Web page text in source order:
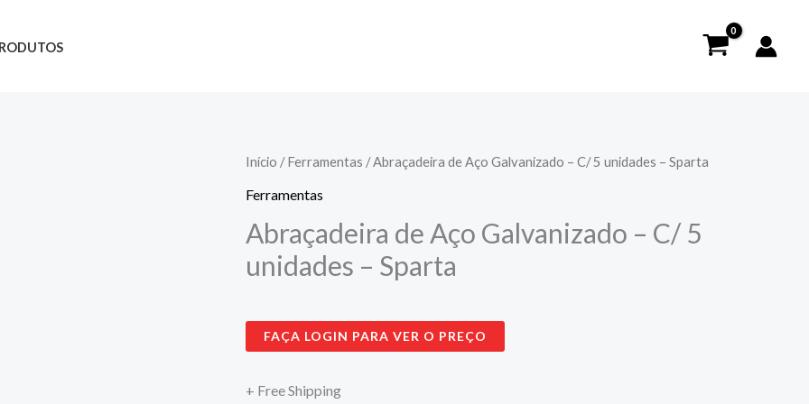
Início /Ferramentas / Abraçadeira de Aço Galvanizado – C/ 5 unidades – Sparta
Ferramentas
Abraçadeira de Aço Galvanizado – C/ 5
unidades – Sparta
FAÇA LOGIN PARA VER O PREÇO
+ Free Shipping
Abraçadeira
de
Galvanizado
-
5
unidades
Sparta